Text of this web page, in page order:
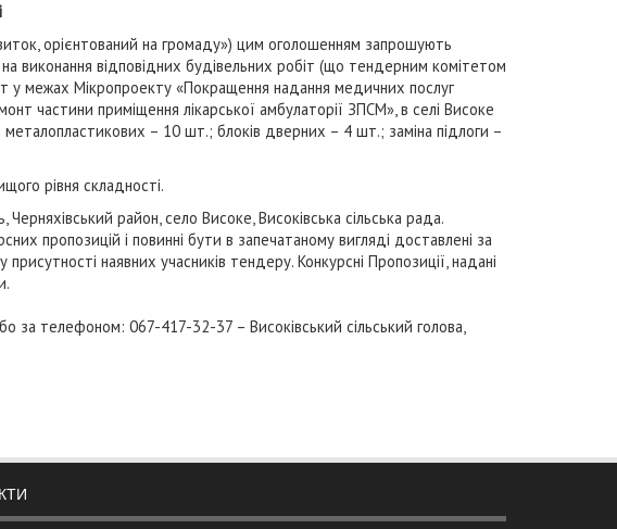
орієнтований на громаду») цим оголошенням запрошують
виконання відповідних будівельних робіт (що тендерним комітетом
у межах Мікропроекту «Покращення надання медичних послуг
частини приміщення лікарської амбулаторії ЗПСМ», в селі Високе
– 10 шт.; блоків дверних – 4 шт.; заміна підлоги –
рівня складності.
район, село Високе, Високівська сільська рада.
пропозицій і повинні бути в запечатаному вигляді доставлені за
наявних учасників тендеру. Конкурсні Пропозиції, надані
за телефоном: 067-417-32-37 – Високівський сільський голова,